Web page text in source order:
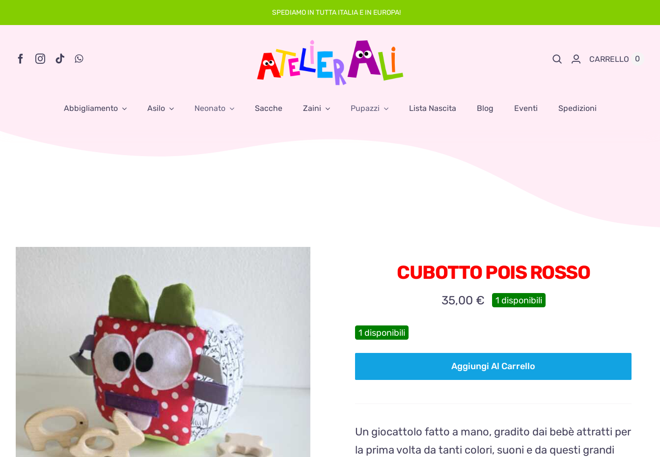
SPEDIAMO IN TUTTA ITALIA E IN EUROPA!
CARRELLO 0
Abbigliamento Asilo Neonato Sacche Zaini Pupazzi Lista Nascita Blog Eventi Spedizioni
CUBOTTO POIS ROSSO
35,00 € 1 disponibili
1 disponibili
Aggiungi Al Carrello
Un giocattolo fatto a mano, gradito dai bebè attratti per
la prima volta da tanti colori, suoni e da questi grandi